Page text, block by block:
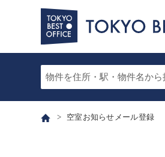
空室お知らせメール登録